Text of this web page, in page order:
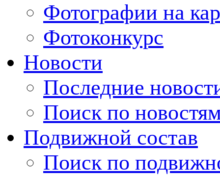
Фотографии на
Фотоконкурс
Новости
Последние
Поиск по
Подвижной состав
Поиск по